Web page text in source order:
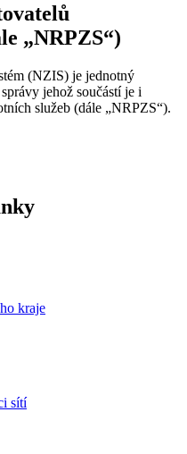
„NRPZS“)
(NZIS) je jednotný
jehož součástí je i
služeb (dále „NRPZS“).
kraje
sítí